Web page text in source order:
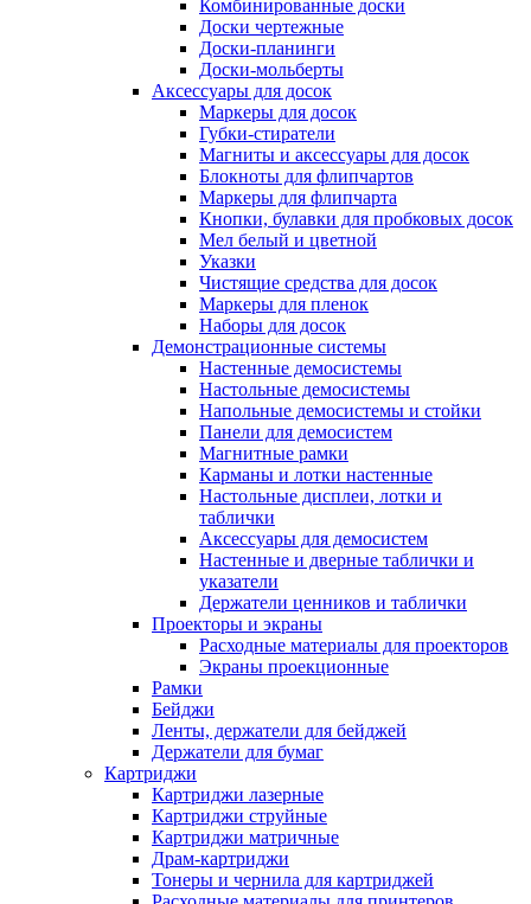
Комбинированные доски
Доски чертежные
Доски-планинги
Доски-мольберты
Аксессуары для досок
Маркеры для досок
Губки-стиратели
Магниты и аксессуары для досок
Блокноты для флипчартов
Маркеры для флипчарта
Кнопки, булавки для пробковых досок
Мел белый и цветной
Указки
Чистящие средства для досок
Маркеры для пленок
Наборы для досок
Демонстрационные системы
Настенные демосистемы
Настольные демосистемы
Напольные демосистемы и стойки
Панели для демосистем
Магнитные рамки
Карманы и лотки настенные
Настольные дисплеи, лотки и
таблички
Аксессуары для демосистем
Настенные и дверные таблички и
указатели
Держатели ценников и таблички
Проекторы и экраны
Расходные материалы для проекторов
Экраны проекционные
Рамки
Бейджи
Ленты, держатели для бейджей
Держатели для бумаг
Картриджи
Картриджи лазерные
Картриджи струйные
Картриджи матричные
Драм-картриджи
Тонеры и чернила для картриджей